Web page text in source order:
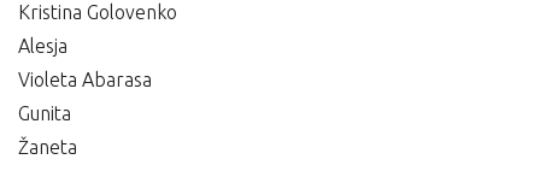
Kristina Golovenko
Alesja
Violeta Abarasa
Gunita
Žaneta